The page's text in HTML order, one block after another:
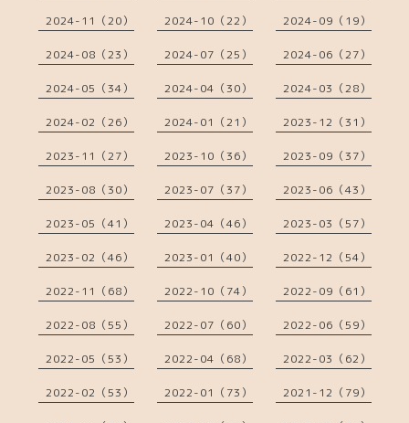
2024-11（20） 2024-10（22） 2024-09（19）
2024-08（23） 2024-07（25） 2024-06（27）
2024-05（34） 2024-04（30） 2024-03（28）
2024-02（26） 2024-01（21） 2023-12（31）
2023-11（27） 2023-10（36） 2023-09（37）
2023-08（30） 2023-07（37） 2023-06（43）
2023-05（41） 2023-04（46） 2023-03（57）
2023-02（46） 2023-01（40） 2022-12（54）
2022-11（68） 2022-10（74） 2022-09（61）
2022-08（55） 2022-07（60） 2022-06（59）
2022-05（53） 2022-04（68） 2022-03（62）
2022-02（53） 2022-01（73） 2021-12（79）